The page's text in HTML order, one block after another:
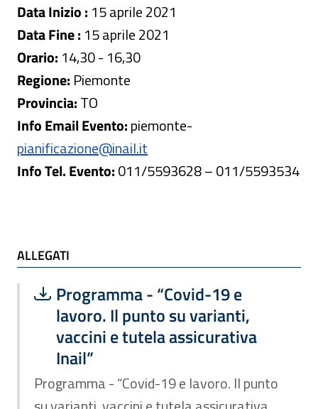
Data Inizio : 15 aprile 2021
Data Fine : 15 aprile 2021
Orario: 14,30 - 16,30
Regione: Piemonte
Provincia:TO
Info Email Evento:piemonte-
pianificazione@inail.it
Info Tel. Evento:011/5593628 – 011/5593534
ALLEGATI
ALLEGATI
Scarica file:
Programma - “Covid-19 e
lavoro. Il punto su varianti,
vaccini e tutela assicurativa
Inail”
Formato PDF — Dimensione 612.70 kB
Programma - “Covid-19 e lavoro. Il punto